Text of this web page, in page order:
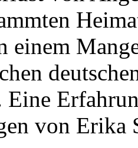
einem
Eine
von Erika